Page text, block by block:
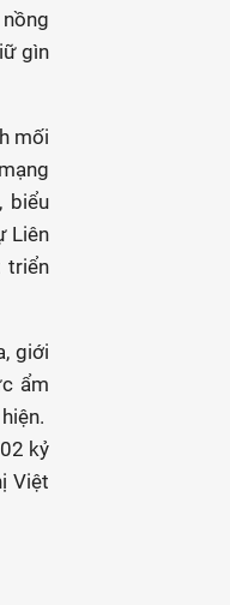
gìn
mối
biểu
Liên
triển
giới
ẩm
kỷ
Việt